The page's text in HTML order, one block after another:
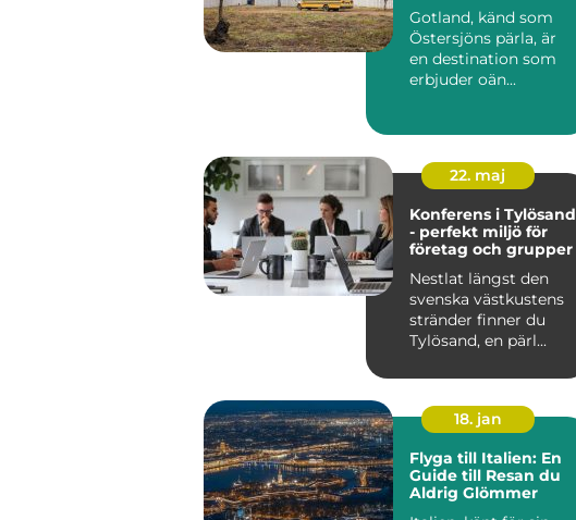
Gotland, känd som
Östersjöns pärla, är
en destination som
erbjuder oän...
22. maj
Konferens i Tylösand
- perfekt miljö för
företag och grupper
Nestlat längst den
svenska västkustens
stränder finner du
Tylösand, en pärl...
18. jan
Flyga till Italien: En
Guide till Resan du
Aldrig Glömmer